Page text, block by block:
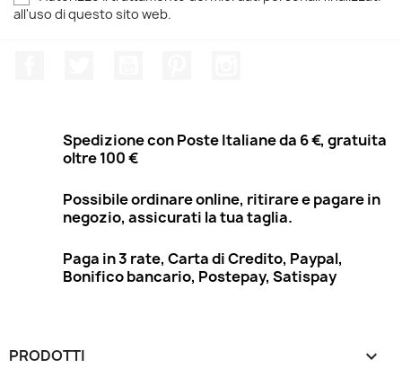
all'uso di questo sito web.
Spedizione con Poste Italiane da 6 €, gratuita
oltre 100 €
Possibile ordinare online, ritirare e pagare in
negozio, assicurati la tua taglia.
Paga in 3 rate, Carta di Credito, Paypal,
Bonifico bancario, Postepay, Satispay
PRODOTTI 